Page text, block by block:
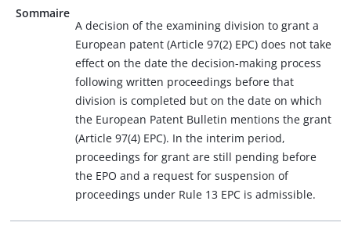
Sommaire
A decision of the examining division to grant a
European patent (Article 97(2) EPC) does not take
effect on the date the decision-making process
following written proceedings before that
division is completed but on the date on which
the European Patent Bulletin mentions the grant
(Article 97(4) EPC). In the interim period,
proceedings for grant are still pending before
the EPO and a request for suspension of
proceedings under Rule 13 EPC is admissible.